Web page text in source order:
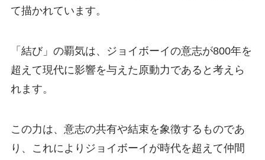
て描かれています。
「結び」の覇気は、ジョイボーイの意志が800年を
超えて現代に影響を与えた原動力であると考えら
れます。
この力は、意志の共有や結束を象徴するものであ
り、これによりジョイボーイが時代を超えて仲間